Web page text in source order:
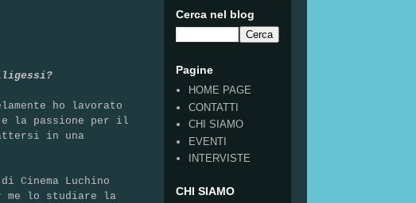
ho lavorato
e la passione per il
in una
Cinema Luchino
me lo studiare la
Cerca nel blog
Pagine
HOME PAGE
CONTATTI
CHI SIAMO
EVENTI
INTERVISTE
CHI SIAMO